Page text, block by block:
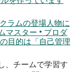
ラムの登場人物に
マスター • プロダ
目的は「自己管理
、チームで学習す